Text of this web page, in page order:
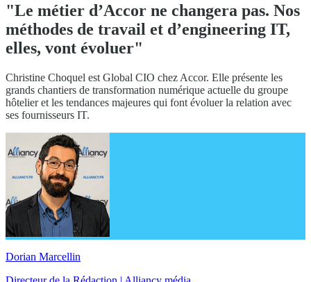
"Le métier d’Accor ne changera pas. Nos
méthodes de travail et d’engineering IT,
elles, vont évoluer"
Christine Choquel est Global CIO chez Accor. Elle présente les
grands chantiers de transformation numérique actuelle du groupe
hôtelier et les tendances majeures qui font évoluer la relation avec
ses fournisseurs IT.
Dorian Marcellin